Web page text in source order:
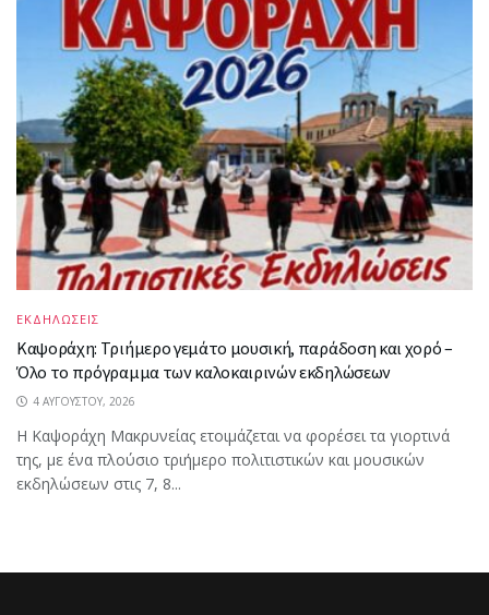
ΕΚΔΗΛΩΣΕΙΣ
Καψοράχη: Τριήμερο γεμάτο μουσική, παράδοση και χορό –
Όλο το πρόγραμμα των καλοκαιρινών εκδηλώσεων
4 ΑΥΓΟΎΣΤΟΥ, 2026
Η Καψοράχη Μακρυνείας ετοιμάζεται να φορέσει τα γιορτινά
της, με ένα πλούσιο τριήμερο πολιτιστικών και μουσικών
εκδηλώσεων στις 7, 8...